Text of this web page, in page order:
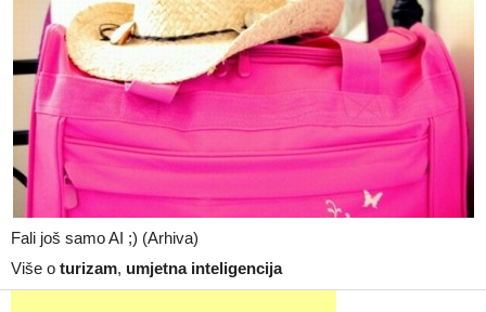
Fali još samo AI ;) (Arhiva)
Više o turizam, umjetna inteligencija